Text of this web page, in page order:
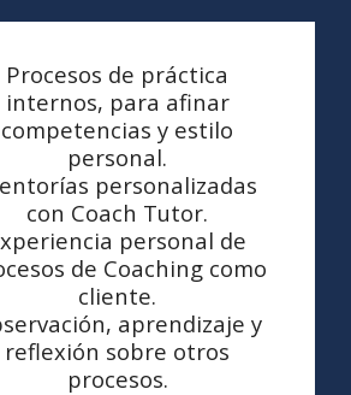
Procesos de práctica
internos, para afinar
competencias y estilo
personal.
personalizadas
con Coach Tutor.
personal de
de Coaching como
cliente.
aprendizaje y
reflexión sobre otros
procesos.